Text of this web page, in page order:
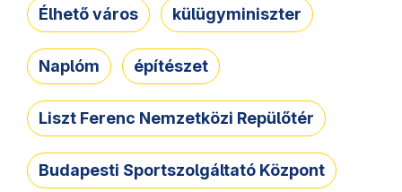
Élhető város külügyminiszter
Naplóm építészet
Liszt Ferenc Nemzetközi Repülőtér
Budapesti Sportszolgáltató Központ